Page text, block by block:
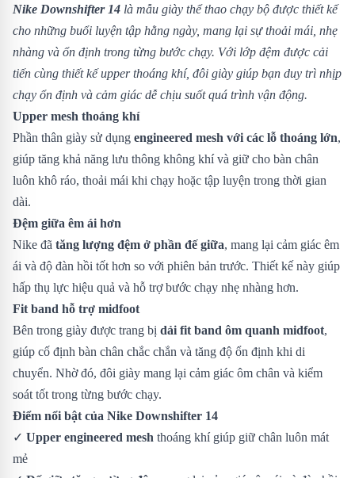
Nike Downshifter 14 là mẫu giày thể thao chạy bộ được thiết kế
cho những buổi luyện tập hằng ngày, mang lại sự thoải mái, nhẹ
nhàng và ổn định trong từng bước chạy. Với lớp đệm được cải
tiến cùng thiết kế upper thoáng khí, đôi giày giúp bạn duy trì nhịp
chạy ổn định và cảm giác dễ chịu suốt quá trình vận động.
Upper mesh thoáng khí
Phần thân giày sử dụng engineered mesh với các lỗ thoáng lớn,
giúp tăng khả năng lưu thông không khí và giữ cho bàn chân
luôn khô ráo, thoải mái khi chạy hoặc tập luyện trong thời gian
dài.
Đệm giữa êm ái hơn
Nike đã tăng lượng đệm ở phần đế giữa, mang lại cảm giác êm
ái và độ đàn hồi tốt hơn so với phiên bản trước. Thiết kế này giúp
hấp thụ lực hiệu quả và hỗ trợ bước chạy nhẹ nhàng hơn.
Fit band hỗ trợ midfoot
Bên trong giày được trang bị dải fit band ôm quanh midfoot,
giúp cố định bàn chân chắc chắn và tăng độ ổn định khi di
chuyển. Nhờ đó, đôi giày mang lại cảm giác ôm chân và kiểm
soát tốt trong từng bước chạy.
Điểm nổi bật của Nike Downshifter 14
✓ Upper engineered mesh thoáng khí giúp giữ chân luôn mát
mẻ